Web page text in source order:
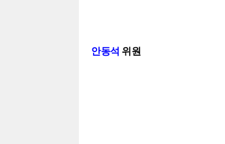
안동석 위원